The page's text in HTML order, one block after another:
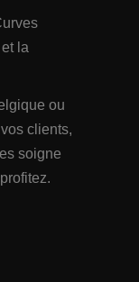
la
ou
clients,
soigne